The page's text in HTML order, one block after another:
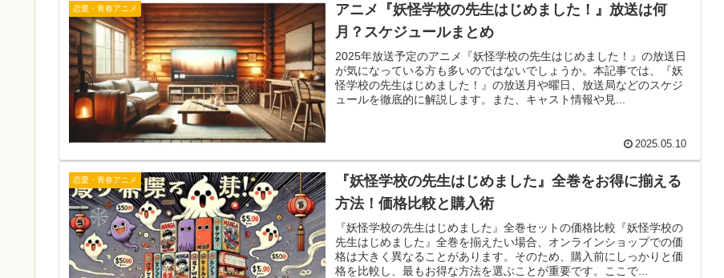
恋愛・青春アニメ
アニメ『妖怪学校の先生はじめました！』放送は何
月？スケジュールまとめ
2025年放送予定のアニメ『妖怪学校の先生はじめました！』の放送日
が気になっている方も多いのではないでしょうか。本記事では、『妖
怪学校の先生はじめました！』の放送月や曜日、放送局などのスケジ
ュールを徹底的に解説します。また、キャスト情報や見...
2025.05.10
恋愛・青春アニメ
『妖怪学校の先生はじめました』全巻をお得に揃える
方法！価格比較と購入術
『妖怪学校の先生はじめました』全巻セットの価格比較『妖怪学校の
先生はじめました』全巻を揃えたい場合、オンラインショップでの価
格は大きく異なることがあります。そのため、購入前にしっかりと価
格を比較し、最もお得な方法を選ぶことが重要です。ここで...